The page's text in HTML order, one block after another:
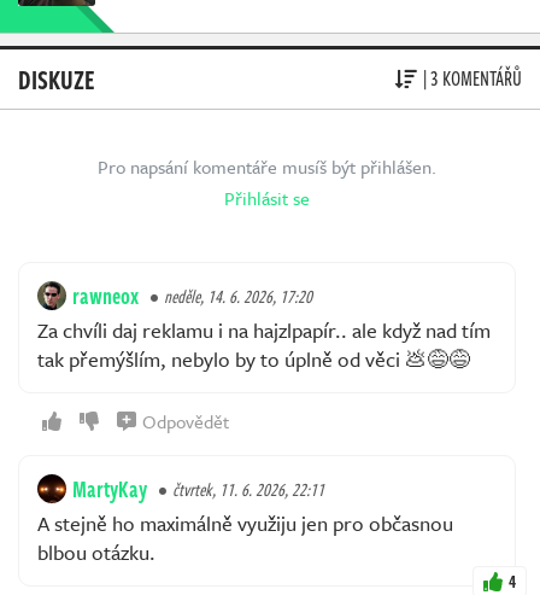
DISKUZE | 3 KOMENTÁŘŮ
Pro napsání komentáře musíš být přihlášen.
Přihlásit se
rawneox neděle, 14. 6. 2026, 17:20
Za chvíli daj reklamu i na hajzlpapír.. ale když nad tím
tak přemýšlím, nebylo by to úplně od věci 💩😅😅
Odpovědět
MartyKay čtvrtek, 11. 6. 2026, 22:11
A stejně ho maximálně využiju jen pro občasnou
blbou otázku.
4